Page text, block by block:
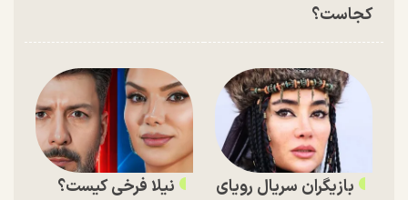
کجاست؟
بازیگران سریال رویای
نیلا فرخی کیست؟